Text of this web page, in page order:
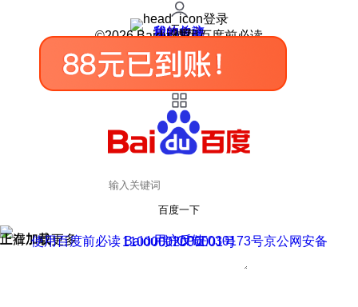
登录
我的关注
我的收藏
皮肤中心
用户反馈
设置
©2026 Baidu 使用百度前必读
百度一下
正在加载
上滑加载更多 用户反馈
使用百度前必读 Baidu 京ICP证030173号
京公网安备11000002000001号